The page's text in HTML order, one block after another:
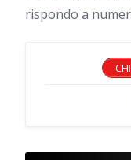
rispondo a